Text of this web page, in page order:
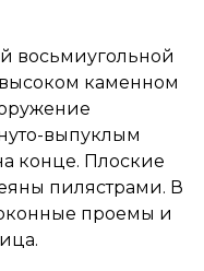
восьмиугольной
каменном
выпуклым
конце. Плоские
пилястрами. В
проемы и